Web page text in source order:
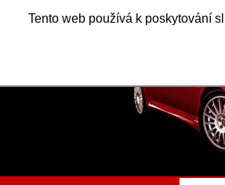
Tento web používá k poskytování